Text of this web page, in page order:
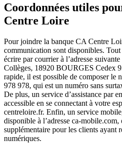
Coordonnées utiles
Centre Loire
Pour joindre la banque CA Centre
communication sont disponibles.
écrire par courrier à l’adresse
Collèges, 18920 BOURGES Cedex
rapide, il est possible de composer le
978 978, qui est un numéro sans
De plus, un service d’assistance par
accessible en se connectant à votre
centreloire.fr. Enfin, un service
disponible à l’adresse ca-
supplémentaire pour les clients ayant
numériques.